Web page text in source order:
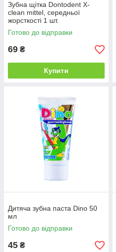
Зубна щітка Dontodent X-
clean mittel, середньої
жорсткості 1 шт.
Готово до відправки
69 ₴
Купити
Дитяча зубна паста Dino 50
мл
Готово до відправки
45 ₴